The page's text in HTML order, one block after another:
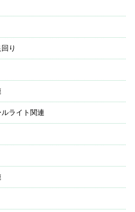
り
ライト関連